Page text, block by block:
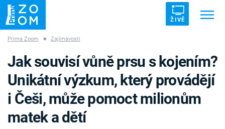
ŽIVĚ
ZÁHADY VETŘELCI DÁVNOVĚKU
Prima Zoom ■ Zajímavosti
Jak souvisí vůně prsu s kojením?
Unikátní výzkum, který provádějí
i Češi, může pomoct milionům
matek a dětí